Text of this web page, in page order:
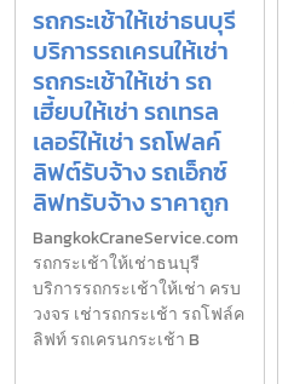
รถกระเช้าให้เช่าธนบุรี
บริการรถเครนให้เช่า
รถกระเช้าให้เช่า รถ
เฮี้ยบให้เช่า รถเทรล
เลอร์ให้เช่า รถโฟลค์
ลิฟต์รับจ้าง รถเอ็กซ์
ลิฟทรับจ้าง ราคาถูก
BangkokCraneService.com
รถกระเช้าให้เช่าธนบุรี
บริการรถกระเช้าให้เช่า ครบ
วงจร เช่ารถกระเช้า รถโฟล์ค
ลิฟท์ รถเครนกระเช้า B